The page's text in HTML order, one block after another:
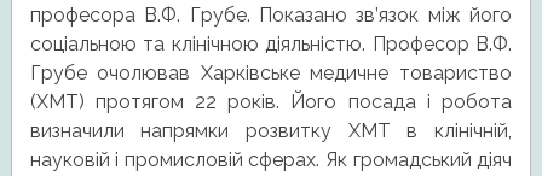
професора В.Ф. Грубе. Показано зв’язок між його
соціальною та клінічною діяльністю. Професор В.Ф.
Грубе очолював Харківське медичне товариство
(ХМТ) протягом 22 років. Його посада і робота
визначили напрямки розвитку ХМТ в клінічній,
науковій і промисловій сферах. Як громадський діяч